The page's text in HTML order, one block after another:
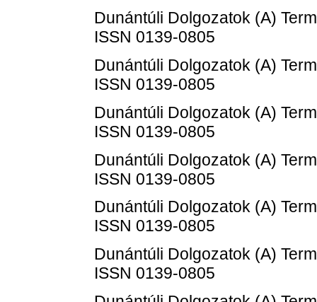
Dunántúli Dolgozatok (A)
ISSN 0139-0805
Dunántúli Dolgozatok (A)
ISSN 0139-0805
Dunántúli Dolgozatok (A)
ISSN 0139-0805
Dunántúli Dolgozatok (A)
ISSN 0139-0805
Dunántúli Dolgozatok (A)
ISSN 0139-0805
Dunántúli Dolgozatok (A)
ISSN 0139-0805